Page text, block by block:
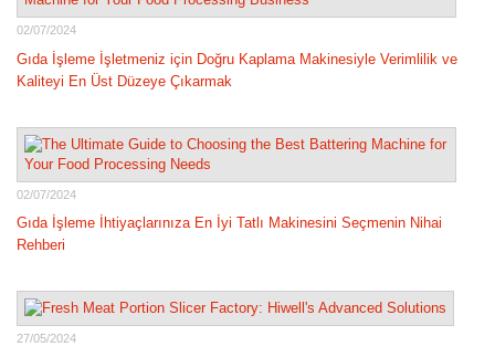
02/07/2024
Gıda İşleme İşletmeniz için Doğru Kaplama Makinesiyle Verimlilik ve
Kaliteyi En Üst Düzeye Çıkarmak
02/07/2024
Gıda İşleme İhtiyaçlarınıza En İyi Tatlı Makinesini Seçmenin Nihai
Rehberi
27/05/2024